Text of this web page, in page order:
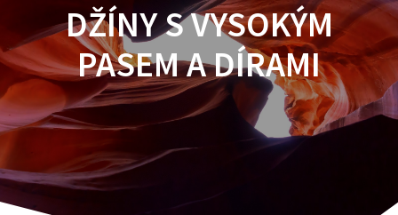
DŽÍNY S VYSOKÝM
PASEM A DÍRAMI